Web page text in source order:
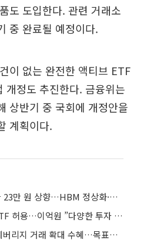
도 도입한다. 관련 거래소
중 완료될 예정이다.
이 없는 완전한 액티브 ETF
개정도 추진한다. 금융위는
상반기 중 국회에 개정안을
계획이다.
삼성證 “삼성전자, 목표가 23만 원 상향…HBM 정상화·DRAM 레버리지 본격화”
단일종목 2배 레버리지 ETF 허용…이억원 ”다양한 투자 수요 충족”
“키움증권, 코스닥 강세·레버리지 거래 확대 수혜…목표가↑”